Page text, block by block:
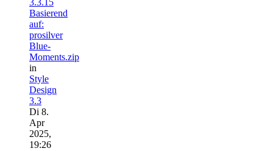
3.3.15
Basierend
auf:
prosilver
Blue-
Moments.zip
in
Style
Design
3.3
Di 8.
Apr
2025,
19:26